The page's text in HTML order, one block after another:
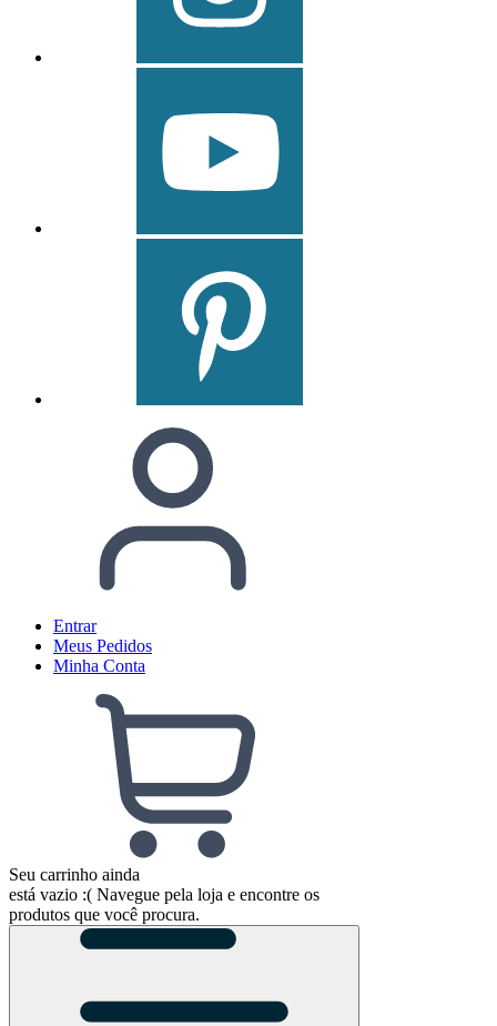
Entrar
Meus Pedidos
Minha Conta
Seu carrinho ainda
está vazio :( Navegue pela loja e encontre os
produtos que você procura.